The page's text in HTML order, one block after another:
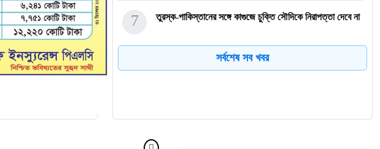
তুরস্ক-পাকিস্তানের সঙ্গে কাগুজে চুক্তি সৌদিকে নিরাপত্তা দেবে না
7
বিবাহবিচ্ছেদের আবেদন প্রত্যাহার, থালাপতি বিজয়ের জন্য স্বস্তির
8 সর্বশেষ সব খবর